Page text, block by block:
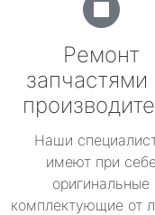
Ремонт
запчастями
Наши
имеют при
оригинальные
комплектующие от